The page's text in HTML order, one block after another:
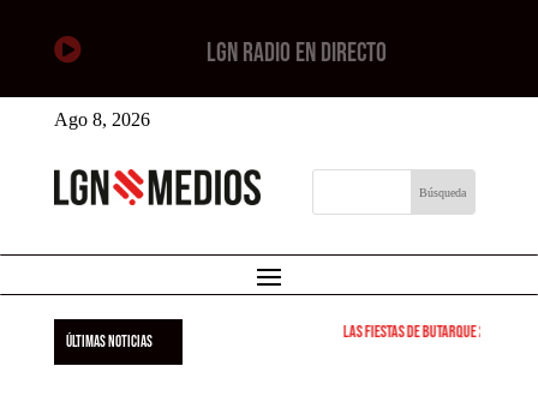
 LGN RADIO EN DIRECTO
Ago 8, 2026
ÚLTIMAS NOTICIAS Las Fiestas de Butarque 2026